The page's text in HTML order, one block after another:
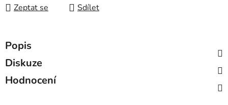
Zeptat se Sdílet
Popis
Diskuze
Hodnocení